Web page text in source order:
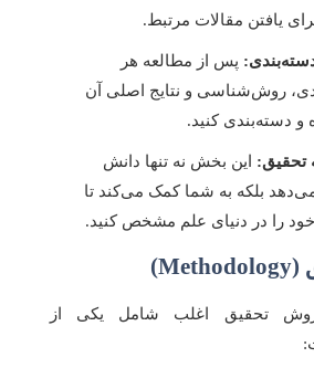
پس از مطالعه هر
روش‌شناسی و نتایج اصلی آن
و دسته‌بندی کنید.
تحقیق: این بخش نه تنها دانش
بلکه به شما کمک می‌کند تا
را در دنیای علم مشخص کنید.
روش تحقیق اغلب شامل یکی از